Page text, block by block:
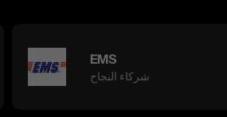
EMS
شركاء النجاح